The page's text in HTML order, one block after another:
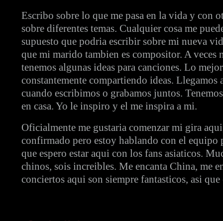
Escribo sobre lo que me pasa en la vida y con
sobre diferentes temas. Cualquier cosa me
supuesto que podria escribir sobre mi nueva
que mi marido tambien es compositor. A veces
tenemos algunas ideas para canciones. Lo
constantemente compartiendo ideas. Llegamos
cuando escribimos o grabamos juntos.
en casa. Yo le inspiro y el me inspira a mi.
Oficialmente me gustaria comenzar mi gira
confirmado pero estoy hablando con el equipo
que espero estar aqui con los fans asiaticos.
chinos, sois increibles. Me encanta China, me
conciertos aqui son siempre fantasticos, asi